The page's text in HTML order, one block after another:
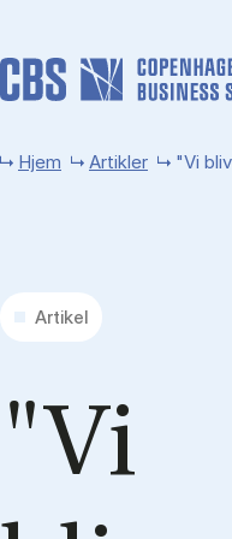
Hjem Artikler "Vi
Artikel
"Vi